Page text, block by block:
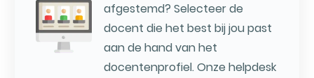
afgestemd? Selecteer de
docent die het best bij jou past
aan de hand van het
docentenprofiel. Onze helpdesk